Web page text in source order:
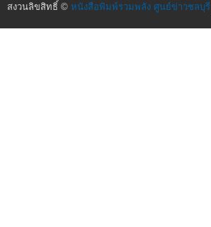
สงวนลิขสิทธิ์ © หนังสือพิมพ์รวมพลัง ศูนย์ข่าวชลบุรี